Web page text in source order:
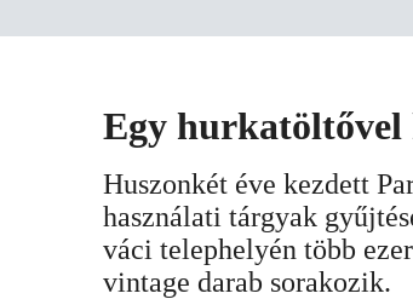
Egy hurkatöltővel
Huszonkét éve kezdett
használati tárgyak
váci telephelyén több
vintage darab sorakozik.